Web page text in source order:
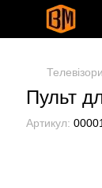
Телевізори
Пульт
Артикул: